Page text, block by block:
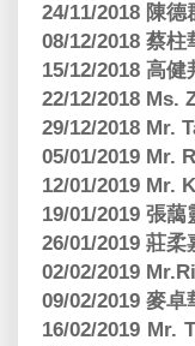
24/11/2018 陳
08/12/2018 蔡
15/12/2018 高
22/12/2018 Ms.
29/12/2018 Mr.
05/01/2019 Mr.
12/01/2019 Mr.
19/01/2019 張
26/01/2019 莊
02/02/2019
09/02/2019 麥
16/02/2019 Mr.